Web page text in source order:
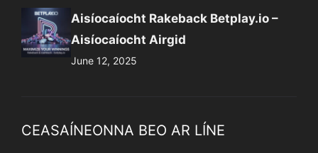
Aisíocaíocht Rakeback Betplay.io –
Aisíocaíocht Airgid
June 12, 2025
CEASAÍNEONNA BEO AR LÍNE